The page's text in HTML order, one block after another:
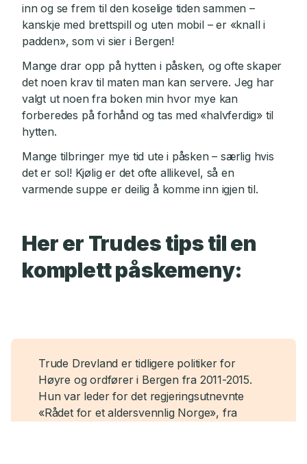
inn og se frem til den koselige tiden sammen –
kanskje med brettspill og uten mobil – er «knall i
padden», som vi sier i Bergen!
Mange drar opp på hytten i påsken, og ofte skaper
det noen krav til maten man kan servere. Jeg har
valgt ut noen fra boken min hvor mye kan
forberedes på forhånd og tas med «halvferdig» til
hytten.
Mange tilbringer mye tid ute i påsken – særlig hvis
det er sol! Kjølig er det ofte allikevel, så en
varmende suppe er deilig å komme inn igjen til.
Her er Trudes tips til en
komplett påskemeny:
Trude Drevland er tidligere politiker for
Høyre og ordfører i Bergen fra 2011-2015.
Hun var leder for det regjeringsutnevnte
«Rådet for et aldersvennlig Norge», fra